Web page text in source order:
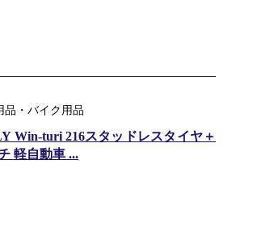
品・バイク用品
Win-turi 216スタッドレスタイヤ＋
軽自動車 ...